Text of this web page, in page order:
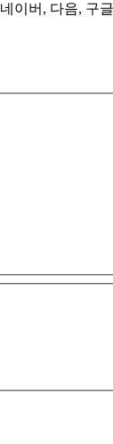
네이버, 다음, 구